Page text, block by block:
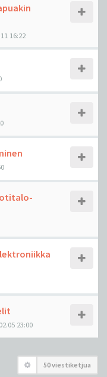
16:22
23:00
50 viestiketjua